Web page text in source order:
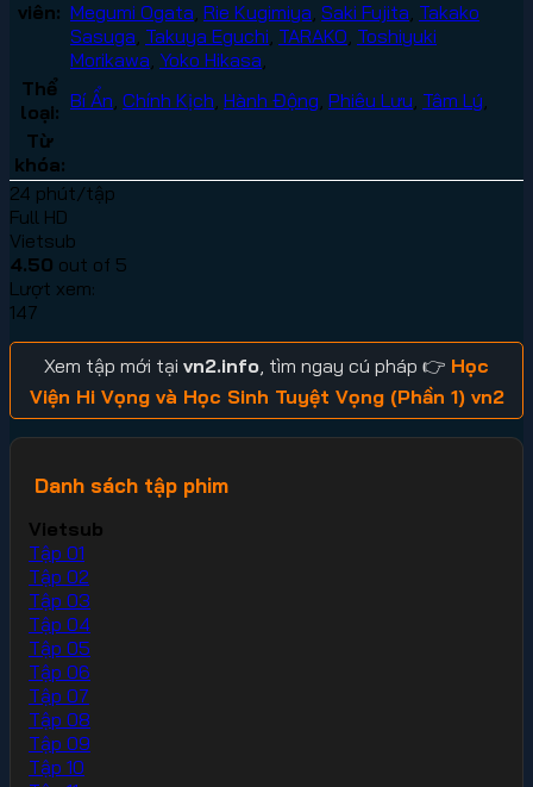
viên: Megumi Ogata Rie Kugimiya Saki Fujita Takako
Sasuga Takuya Eguchi TARAKO Toshiyuki
Morikawa Yoko Hikasa
Thể
loại: Bí Ẩn Chính Kịch Hành Động Phiêu Lưu Tâm Lý
Từ
khóa:
24 phút/tập
Full HD
Vietsub
4.50 out of 5
Lượt xem:
147
Xem tập mới tại vn2.info , tìm ngay cú pháp 👉 Học
Viện Hi Vọng và Học Sinh Tuyệt Vọng (Phần 1) vn2
Danh sách tập phim
Vietsub
Tập 01
Tập 02
Tập 03
Tập 04
Tập 05
Tập 06
Tập 07
Tập 08
Tập 09
Tập 10